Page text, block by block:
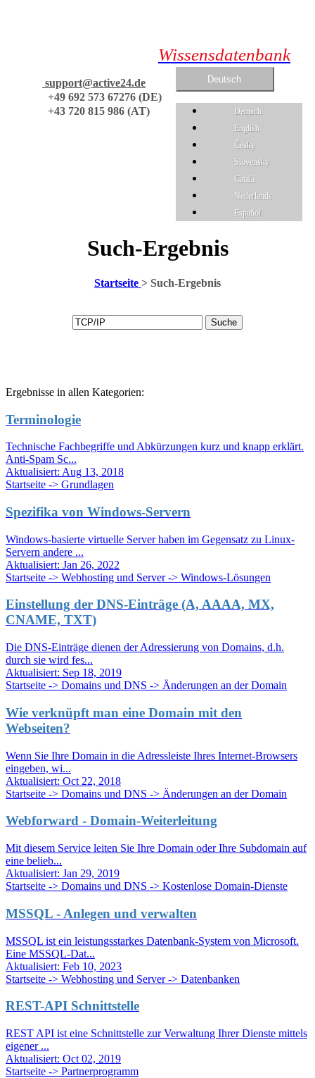
support@active24.de
+49 692 573 67276 (DE)
+43 720 815 986 (AT)
Wissensdatenbank
Deutsch
Deutsch
English
Česky
Slovensky
Català
Nederlands
Espaňol
Such-Ergebnis
Startseite > Such-Ergebnis
Ergebnisse in allen Kategorien:
Terminologie
Technische Fachbegriffe und Abkürzungen kurz und knapp erklärt.
Anti-Spam Sc...
Aktualisiert: Aug 13, 2018
Startseite -> Grundlagen
Spezifika von Windows-Servern
Windows-basierte virtuelle Server haben im Gegensatz zu Linux-
Servern andere ...
Aktualisiert: Jan 26, 2022
Startseite -> Webhosting und Server -> Windows-Lösungen
Einstellung der DNS-Einträge (A, AAAA, MX,
CNAME, TXT)
Die DNS-Einträge dienen der Adressierung von Domains, d.h.
durch sie wird fes...
Aktualisiert: Sep 18, 2019
Startseite -> Domains und DNS -> Änderungen an der Domain
Wie verknüpft man eine Domain mit den
Webseiten?
Wenn Sie Ihre Domain in die Adressleiste Ihres Internet-Browsers
eingeben, wi...
Aktualisiert: Oct 22, 2018
Startseite -> Domains und DNS -> Änderungen an der Domain
Webforward - Domain-Weiterleitung
Mit diesem Service leiten Sie Ihre Domain oder Ihre Subdomain auf
eine belieb...
Aktualisiert: Jan 29, 2019
Startseite -> Domains und DNS -> Kostenlose Domain-Dienste
MSSQL - Anlegen und verwalten
MSSQL ist ein leistungsstarkes Datenbank-System von Microsoft.
Eine MSSQL-Dat...
Aktualisiert: Feb 10, 2023
Startseite -> Webhosting und Server -> Datenbanken
REST-API Schnittstelle
REST API ist eine Schnittstelle zur Verwaltung Ihrer Dienste mittels
eigener ...
Aktualisiert: Oct 02, 2019
Startseite -> Partnerprogramm